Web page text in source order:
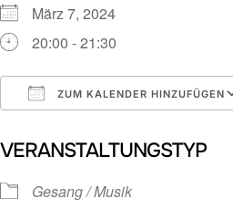
März 7, 2024
20:00 - 21:30
ZUM KALENDER HINZUFÜGEN
VERANSTALTUNGSTYP
Gesang / Musik